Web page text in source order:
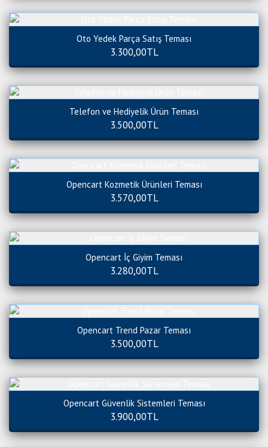
Oto Yedek Parça Satış Teması
3.300,00TL
Telefon ve Hediyelik Ürün Teması
3.500,00TL
Opencart Kozmetik Ürünleri Teması
3.570,00TL
Opencart İç Giyim Teması
3.280,00TL
Opencart Trend Pazar Teması
3.500,00TL
Opencart Güvenlik Sistemleri Teması
3.900,00TL